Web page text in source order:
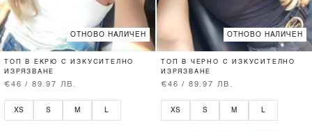
ОТНОВО НАЛИЧЕН
ТОП В ЕКРЮ С ИЗКУСИТЕЛНО
ИЗРЯЗВАНЕ
€46 / 89.97 ЛВ.
XS S M
ОТНОВО НАЛИЧЕН
ТОП В ЧЕРНО С ИЗКУСИТЕЛНО
ИЗРЯЗВАНЕ
€46 / 89.97 ЛВ.
XS S M